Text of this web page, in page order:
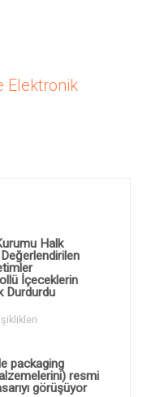
Elektronik
Halk
Değerlendirilen
İçeceklerin
Durdurdu
packaging
resmi
görüşüyor